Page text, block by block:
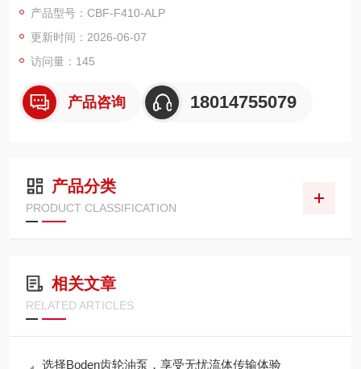
O、CAPRONI、PARKER、BUCHER 等）
定位：国产中端、进口替代，兼顾品质与价格
优势：高压稳定、低噪高效、互换性强、供货快、售后响应快
产品型号：CBF-F410-ALP
更新时间：2026-06-07
访问量：145
产品咨询 18014755079
产品分类
PRODUCT CLASSIFICATION
相关文章
RELATED ARTICLES
选择Boden齿轮油泵，享受无忧流体传输体验